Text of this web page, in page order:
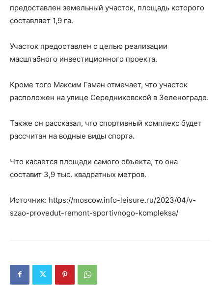
предоставлен земельный участок, площадь которого
составляет 1,9 га.
Участок предоставлен с целью реализации
масштабного инвестиционного проекта.
Кроме того Максим Гаман отмечает, что участок
расположен на улице Середниковской в Зеленограде.
Также он рассказал, что спортивный комплекс будет
рассчитан на водные виды спорта.
Что касается площади самого объекта, то она
составит 3,9 тыс. квадратных метров.
Источник: https://moscow.info-leisure.ru/2023/04/v-
szao-provedut-remont-sportivnogo-kompleksa/